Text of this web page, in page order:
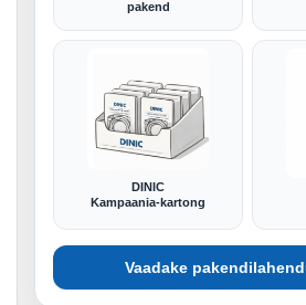
pakend
DINIC
Kampaania-kartong
Vaadake